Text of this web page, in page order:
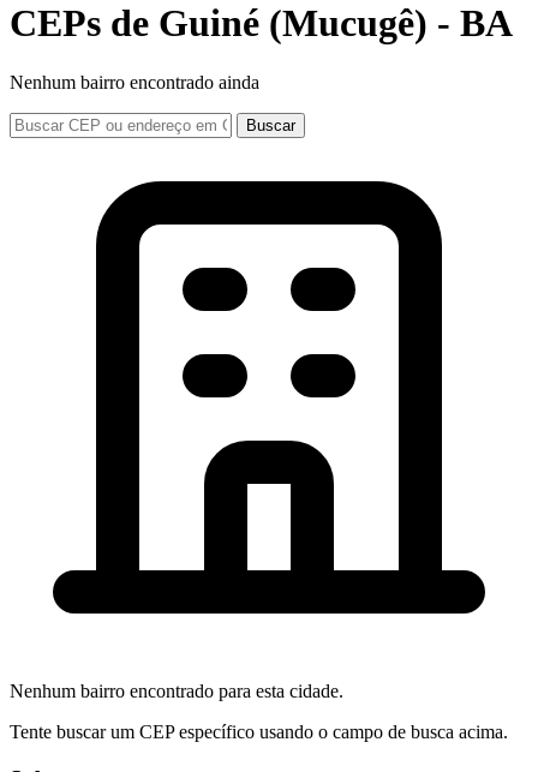
CEPs de Guiné (Mucugê) - BA
Nenhum bairro encontrado ainda
Buscar
Nenhum bairro encontrado para esta cidade.
Tente buscar um CEP específico usando o campo de busca acima.